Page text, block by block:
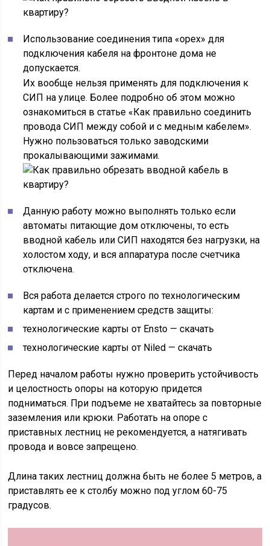
Использование соединения типа «орех» для
подключения кабеля на фронтоне дома не
допускается.
Их вообще нельзя применять для подключения к
СИП на улице. Более подробно об этом можно
ознакомиться в статье «Как правильно соединить
провода СИП между собой и с медным кабелем».
Нужно пользоваться только заводскими
прокалывающими зажимами.
Данную работу можно выполнять только если
автоматы питающие дом отключены, то есть
вводной кабель или СИП находятся без нагрузки, на
холостом ходу, и вся аппаратура после счетчика
отключена.
Вся работа делается строго по технологическим
картам и с применением средств защиты:
технологические карты от Ensto — скачать
технологические карты от Niled — скачать
Перед началом работы нужно проверить устойчивость
и целостность опоры на которую придется
подниматься. При подъеме не хватайтесь за повторные
заземления или крюки. Работать на опоре с
приставных лестниц не рекомендуется, а натягивать
провода и вовсе запрещено.
Длина таких лестниц должна быть не более 5 метров, а
приставлять ее к столбу можно под углом 60-75
градусов.